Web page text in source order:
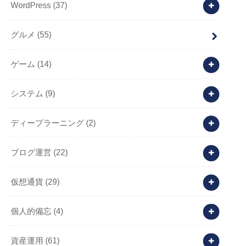
WordPress (37)
グルメ (55)
ゲーム (14)
システム (9)
ディープラーニング (2)
ブログ運営 (22)
仮想通貨 (29)
個人的備忘 (4)
資産運用 (61)